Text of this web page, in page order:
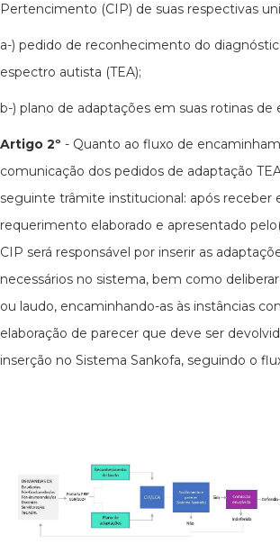
Pertencimento (CIP) de suas respectivas
a-) pedido de reconhecimento do
espectro autista (TEA);
b-) plano de adaptações em suas rotinas de
Artigo 2º - Quanto ao fluxo de
comunicação dos pedidos de adaptação
seguinte trâmite institucional: após receber
requerimento elaborado e apresentado
CIP será responsável por inserir as
necessários no sistema, bem como
ou laudo, encaminhando-as às instâncias
elaboração de parecer que deve ser
inserção no Sistema Sankofa, seguindo o